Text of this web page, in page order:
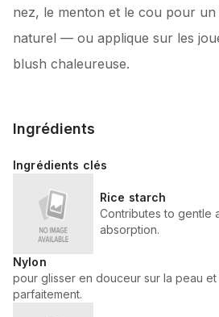
nez, le menton et le cou pour un
naturel — ou applique sur les
blush chaleureuse.
Ingrédients
Ingrédients clés
Rice starch
Contributes to gentle
absorption.
Nylon
pour glisser en douceur sur la peau
parfaitement.